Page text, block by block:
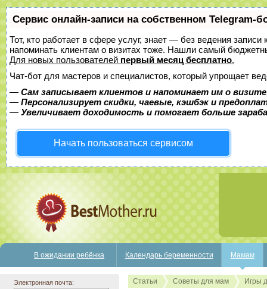
Сервис онлайн-записи на собственном Telegram-
Тот, кто работает в сфере услуг, знает — без ведения
напоминать клиентам о визитах тоже. Нашли самый
Для новых пользователей первый месяц бесплатно.
Чат-бот для мастеров и специалистов, который упрощает
— Сам записывает клиентов и напоминает им о
— Персонализирует скидки, чаевые, кэшбэк и
— Увеличивает доходимость и помогает больше
Начать пользоваться сервисом
В ожидании ребёнка Календарь беременности Мамам
Электронная почта: Статьи Советы для мам Игры